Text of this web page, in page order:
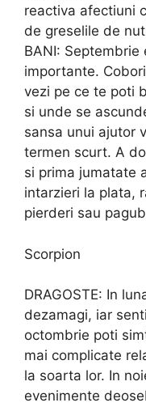
reactiva afectiuni
de greselile de
BANI:
importante.
vezi pe ce te poti
si unde se
sansa unui ajutor
termen scurt. A
si prima jumatate
intarzieri la plata,
pierderi sau
Scorpion
DRAGOSTE: In
dezamagi, iar
octombrie poti
mai complicate
la soarta lor. In
evenimente